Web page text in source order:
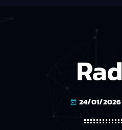
today 24/01/2026